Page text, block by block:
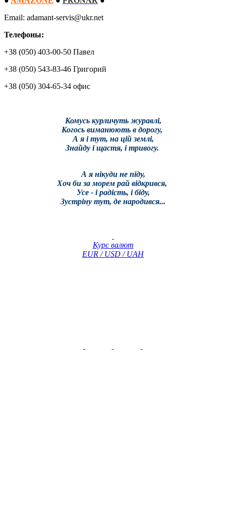
Email: adamant-servis@ukr.net
Телефоны:
+38 (050) 403-00-50 Павел
+38 (050) 543-83-46 Григорий
+38 (050) 304-65-34 офис
Комусь курличуть журавлі,
Когось виманюють в дорогу,
А я і тут, на цій землі,
Знайду і щастя, і тривогу.
А я нікуди не піду,
Хоч би за морем рай відкрився,
Усе - і радість, і біду,
Зустріну тут, де народився...
Курс валют
EUR / USD / UAH